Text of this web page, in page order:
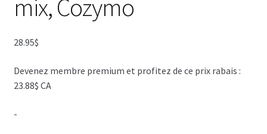
mix, Cozymo
28.95$
Devenez membre premium et profitez de ce prix rabais :
23.88$ CA
-